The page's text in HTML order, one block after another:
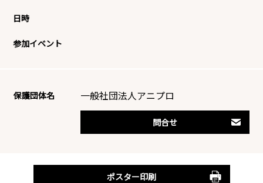
日時
参加イベント
保護団体名 一般社団法人アニプロ
問合せ
ポスター印刷